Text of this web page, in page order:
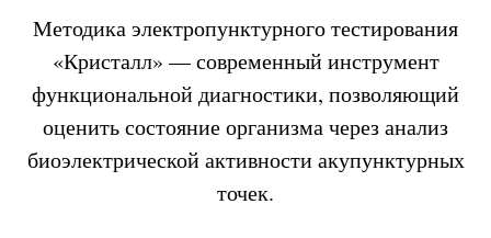
Методика электропунктурного тестирования
«Кристалл» — современный инструмент
функциональной диагностики, позволяющий
оценить состояние организма через анализ
биоэлектрической активности акупунктурных
точек.